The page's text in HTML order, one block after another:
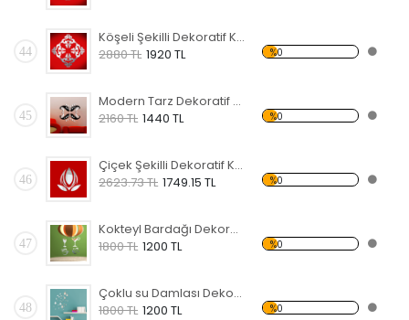
44
Köşeli Şekilli Dekoratif Kırılmaz Ayna
2880 TL 1920 TL %0
45
Modern Tarz Dekoratif Kırılmaz Ayna
2160 TL 1440 TL %0
46
Çiçek Şekilli Dekoratif Kırılmaz Ayna
2623.73 TL 1749.15 TL %0
47
Kokteyl Bardağı Dekoratif Kırılmaz Ayna
1800 TL 1200 TL %0
48
Çoklu su Damlası Dekoratif Kırılmaz Ayna
1800 TL 1200 TL %0